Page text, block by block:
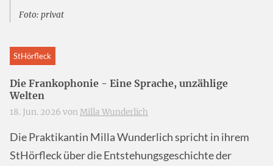
Foto: privat
StHörfleck
Die Frankophonie - Eine Sprache, unzählige
Welten
18. Jun. 2026 von Milla Wunderlich
Die Praktikantin Milla Wunderlich spricht in ihrem
StHörfleck über die Entstehungsgeschichte der